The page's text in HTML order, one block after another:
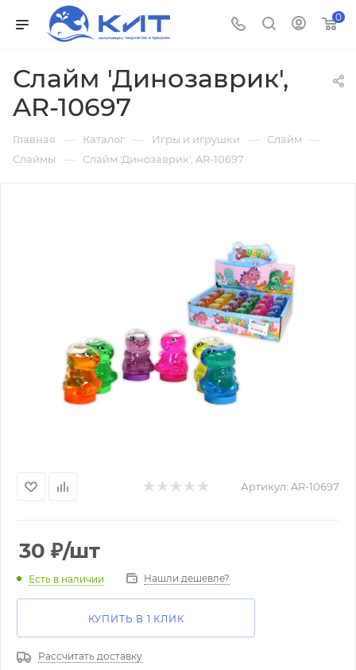
0
Слайм 'Динозаврик',
AR-10697
Главная — Каталог — Игры и игрушки — Слайм —
Слаймы — Слайм 'Динозаврик', AR-10697
Артикул: AR-10697
30 ₽/шт
Есть в наличии Нашли дешевле?
КУПИТЬ В 1 КЛИК
Рассчитать доставку